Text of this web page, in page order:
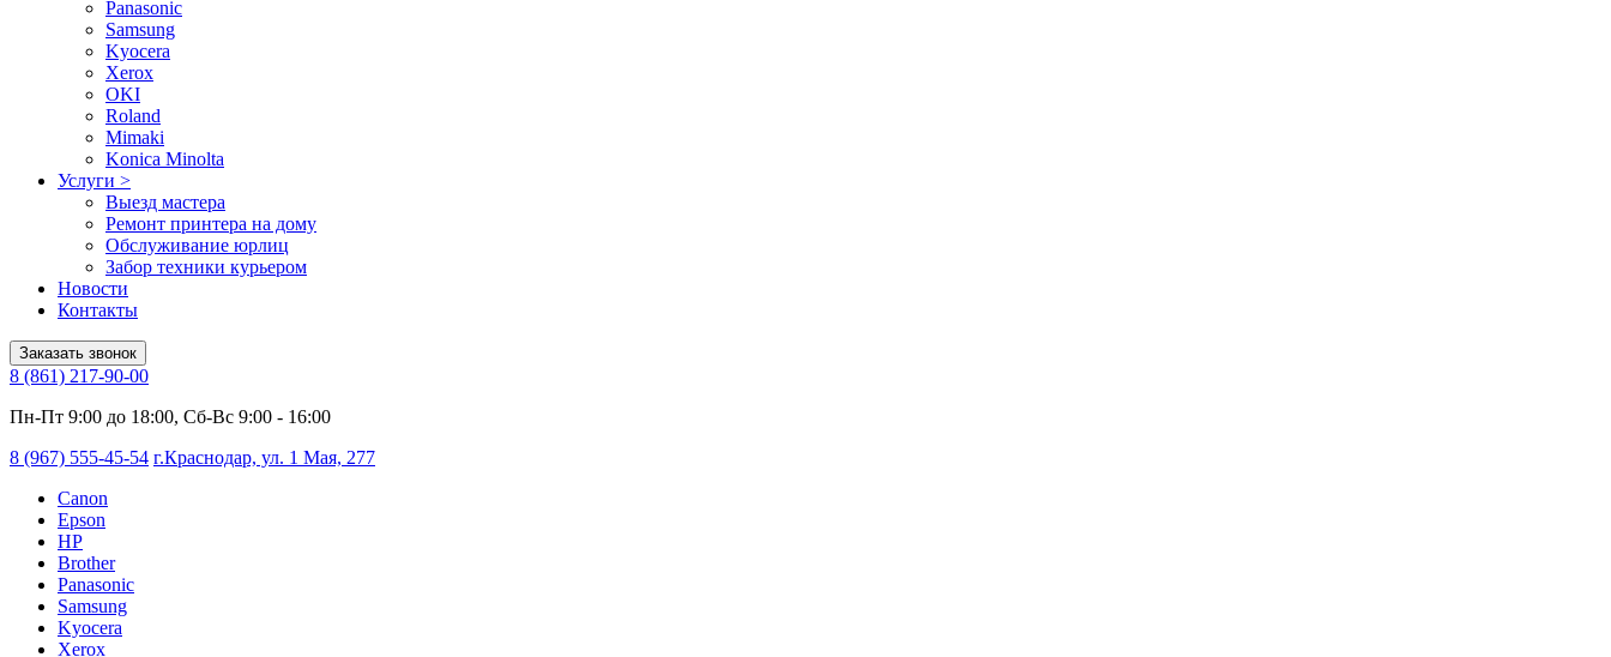
Panasonic
Samsung
Kyocera
Xerox
OKI
Roland
Mimaki
Konica Minolta
Услуги >
Выезд мастера
Ремонт принтера на дому
Обслуживание юрлиц
Забор техники курьером
Новости
Контакты
Заказать звонок
8 (861) 217-90-00
Пн-Пт 9:00 до 18:00, Сб-Вс 9:00 - 16:00
8 (967) 555-45-54 г.Краснодар, ул. 1 Мая, 277
Canon
Epson
HP
Brother
Panasonic
Samsung
Kyocera
Xerox